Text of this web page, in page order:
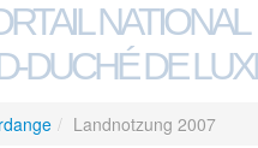
NATIONAL
DUCHÉ DE
/ Landnotzung 2007